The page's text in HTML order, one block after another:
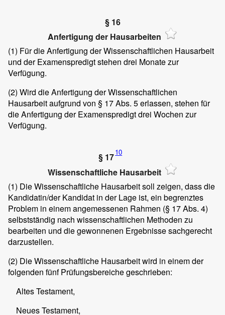
§ 16
Anfertigung der Hausarbeiten
(1) Für die Anfertigung der Wissenschaftlichen Hausarbeit
und der Examenspredigt stehen drei Monate zur
Verfügung.
(2) Wird die Anfertigung der Wissenschaftlichen
Hausarbeit aufgrund von § 17 Abs. 5 erlassen, stehen für
die Anfertigung der Examenspredigt drei Wochen zur
Verfügung.
§ 1710
Wissenschaftliche Hausarbeit
(1) Die Wissenschaftliche Hausarbeit soll zeigen, dass die
Kandidatin/der Kandidat in der Lage ist, ein begrenztes
Problem in einem angemessenen Rahmen (§ 17 Abs. 4)
selbstständig nach wissenschaftlichen Methoden zu
bearbeiten und die gewonnenen Ergebnisse sachgerecht
darzustellen.
(2) Die Wissenschaftliche Hausarbeit wird in einem der
folgenden fünf Prüfungsbereiche geschrieben:
Altes Testament,
Neues Testament,